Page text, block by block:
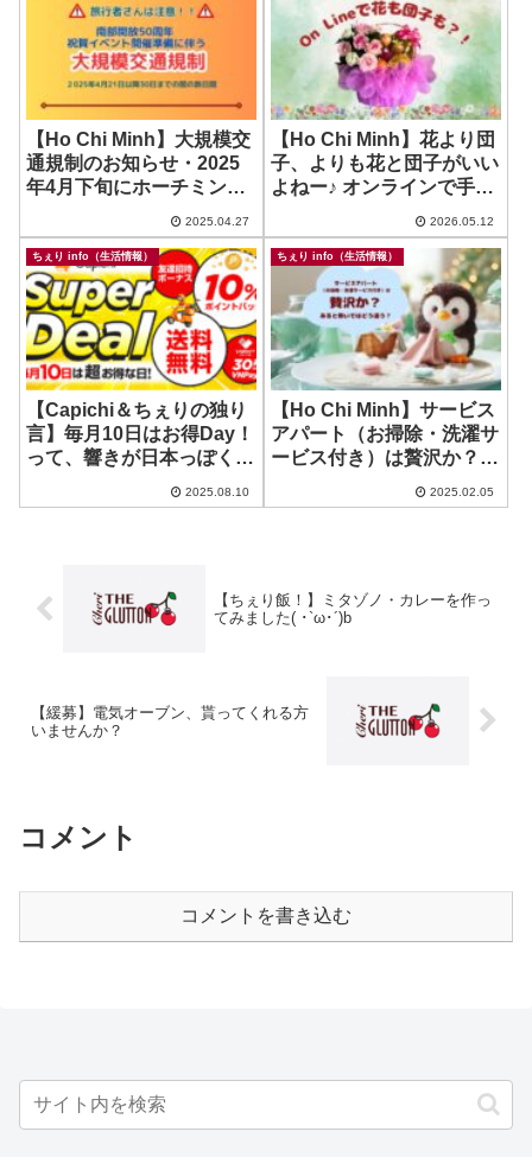
【Ho Chi Minh】大規模交
通規制のお知らせ・2025
年4月下旬にホーチミンに
変更があってるようです＆
自分も前泊が必要になりそ
う😅
2025.04.27
【Ho Chi Minh】花より団
子、よりも花と団子がいい
よねー♪ オンラインで手軽
2026.05.12
ちぇり info（生活情報）
【Capichi＆ちぇりの独り
言】毎月10日はお得Day！
って、響きが日本っぽくて
2025.08.10
ちぇり info（生活情報）
【Ho Chi Minh】サービス
アパート（お掃除・洗濯サ
ービス付き）は贅沢か？あ
（リライト）
2025.02.05
【ちぇり飯！】ミタゾノ・カレーを作っ
てみました( ･`ω･´)b
【緩募】電気オーブン、貰ってくれる方
いませんか？
コメント
コメントを書き込む